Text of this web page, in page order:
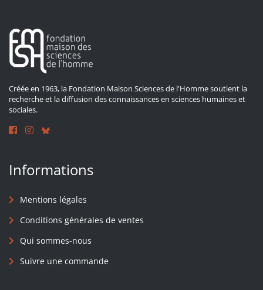
Créée en 1963, la Fondation Maison Sciences de l'Homme soutient la
recherche et la diffusion des connaissances en sciences humaines et
sociales.
Informations
Mentions légales
Conditions générales de ventes
Qui sommes-nous
Suivre une commande